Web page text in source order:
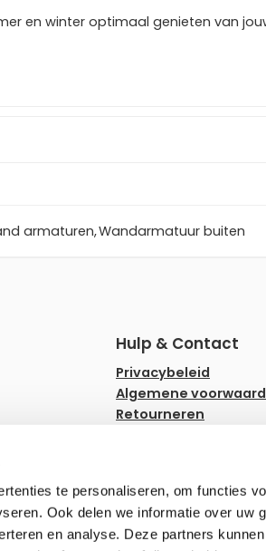
te personaliseren, om functies
Ook delen we informatie over uw
en analyse. Deze partners
en winter optimaal genieten van
armaturen,Wandarmatuur buiten
Hulp & Contact
Privacybeleid
Algemene
Retourneren